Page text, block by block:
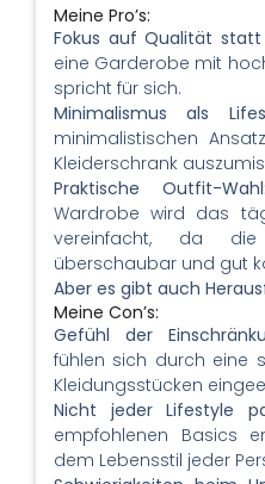
Meine Pro’s:
Fokus auf Qualität
eine Garderobe mit
spricht für sich.
Minimalismus als
minimalistischen
Kleiderschrank
Praktische Outfit-Wahl:
Wardrobe wird das
vereinfacht, da
überschaubar und gut
Aber es gibt auch
Meine Con’s:
Gefühl der
fühlen sich durch eine
Kleidungsstücken
Nicht jeder Lifestyle
empfohlenen Basics
dem Lebensstil jeder